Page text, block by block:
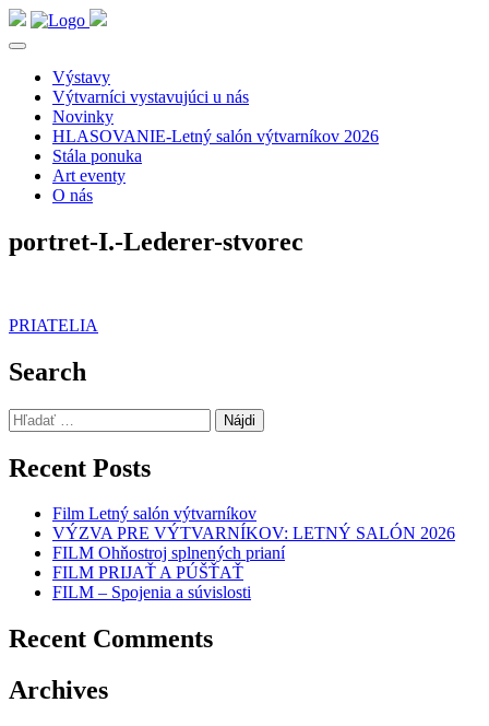
Výstavy
Výtvarníci vystavujúci u nás
Novinky
HLASOVANIE-Letný salón výtvarníkov 2026
Stála ponuka
Art eventy
O nás
portret-I.-Lederer-stvorec
Navigácia
v
článku
PRIATELIA
Search
Hľadať:
Recent Posts
Film Letný salón výtvarníkov
VÝZVA PRE VÝTVARNÍKOV: LETNÝ SALÓN 2026
FILM Ohňostroj splnených prianí
FILM PRIJAŤ A PÚŠŤAŤ
FILM – Spojenia a súvislosti
Recent Comments
Archives